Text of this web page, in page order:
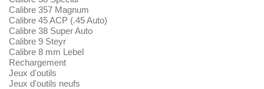
Calibre 357 Magnum
Calibre 45 ACP (.45 Auto)
Calibre 38 Super Auto
Calibre 9 Steyr
Calibre 8 mm Lebel
Rechargement
Jeux d'outils
Jeux d'outils neufs